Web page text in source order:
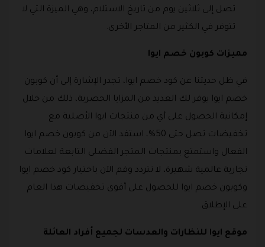
تصل إلى ثلاثين يوم من تاريخ الاستلام، وهي الميزة التي لا
تتوفر في الكثير من المتاجر الأخرى.
مميزات كوبون خصم ايوا
في ظل حديثنا عن كود خصم ايوا، تجدر الإشارة إلى أن كوبون
خصم ايوا يوفر لك العديد من المزايا الحصرية، ذلك من خلال
إمكانية الحصول على أي من منتجات ايوا الأصلية مع
تخفيضات تصل حتى 50%، استفد الآن من كوبون خصم ايوا
الفعال واستمتع بمنتجات المتجر الفضلى التابعة لعلامات
تجارية عالمية شهيرة، لا تتردد وقم الآن باختيار كود خصم ايوا
وكوبون خصم ايوا للحصول على أقوى تخفيضات هذا العام
على الإطلاق.
موقع ايوا للنظارات والعدسات لجميع أفراد العائلة